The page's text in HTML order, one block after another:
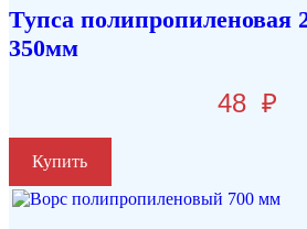
Тупса полипропиленовая
350мм
48 ₽
Купить